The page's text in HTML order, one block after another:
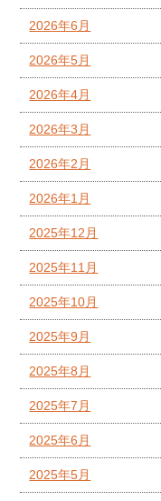
2026年6月
2026年5月
2026年4月
2026年3月
2026年2月
2026年1月
2025年12月
2025年11月
2025年10月
2025年9月
2025年8月
2025年7月
2025年6月
2025年5月